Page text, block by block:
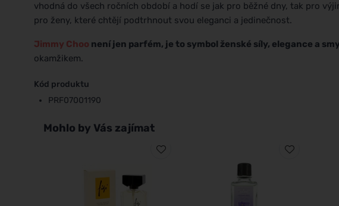
vhodná do všech ročních období a hodí se jak pro běžné dny, tak pro
pro ženy, které chtějí podtrhnout svou eleganci a jedinečnost.
Jimmy Choo není jen parfém, je to symbol ženské síly, elegance a
okamžikem.
Kód produktu
PRF07001190
Mohlo by Vás zajímat